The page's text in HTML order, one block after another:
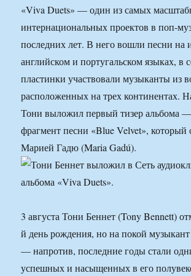
«Viva Duets» — один из самых
интернациональных проектов в поп-
последних лет. В него вошли песни на
английском и португальском языках, в
пластинки участвовали музыканты из
расположенных на трех континентах.
Тони выложил первый тизер альбома
фрагмент песни «Blue Velvet», который
Марией Гадю (Maria Gadú).
3 августа Тони Беннет (Tony Bennett)
й день рождения, но на покой
— напротив, последние годы стали
успешных и насыщенных в его